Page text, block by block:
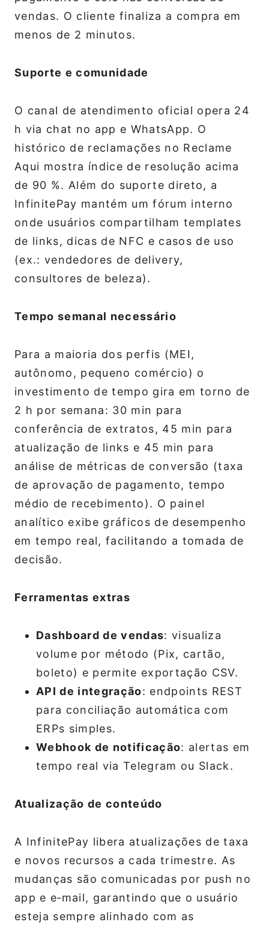
vendas. O cliente finaliza a compra em
menos de 2 minutos.
Suporte e comunidade
O canal de atendimento oficial opera 24
h via chat no app e WhatsApp. O
histórico de reclamações no Reclame
Aqui mostra índice de resolução acima
de 90 %. Além do suporte direto, a
InfinitePay mantém um fórum interno
onde usuários compartilham templates
de links, dicas de NFC e casos de uso
(ex.: vendedores de delivery,
consultores de beleza).
Tempo semanal necessário
Para a maioria dos perfis (MEI,
autônomo, pequeno comércio) o
investimento de tempo gira em torno de
2 h por semana: 30 min para
conferência de extratos, 45 min para
atualização de links e 45 min para
análise de métricas de conversão (taxa
de aprovação de pagamento, tempo
médio de recebimento). O painel
analítico exibe gráficos de desempenho
em tempo real, facilitando a tomada de
decisão.
Ferramentas extras
Dashboard de vendas: visualiza
volume por método (Pix, cartão,
boleto) e permite exportação CSV.
API de integração: endpoints REST
para conciliação automática com
ERPs simples.
Webhook de notificação: alertas em
tempo real via Telegram ou Slack.
Atualização de conteúdo
A InfinitePay libera atualizações de taxa
e novos recursos a cada trimestre. As
mudanças são comunicadas por push no
app e e‑mail, garantindo que o usuário
esteja sempre alinhado com as